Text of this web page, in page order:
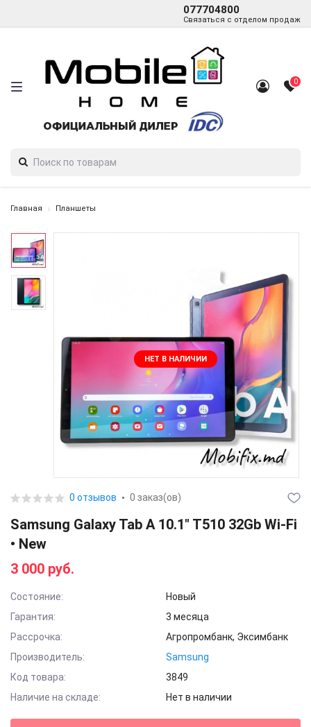
077704800
Связаться с отделом продаж
0
Главная Планшеты
НЕТ В НАЛИЧИИ
0 отзывов 0 заказ(ов)
Samsung Galaxy Tab A 10.1" T510 32Gb Wi-Fi
• New
3 000 руб.
Состояние:
Новый
Гарантия:
3 месяца
Рассрочка:
Агропромбанк, Эксимбанк
Производитель:
Samsung
Код товара:
3849
Наличие на складе:
Нет в наличии